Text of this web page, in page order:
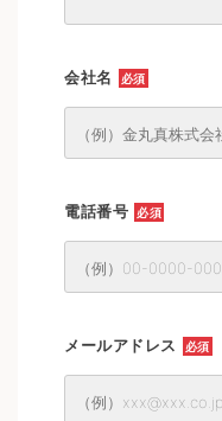
会社名 必須
電話番号 必須
メールアドレス 必須